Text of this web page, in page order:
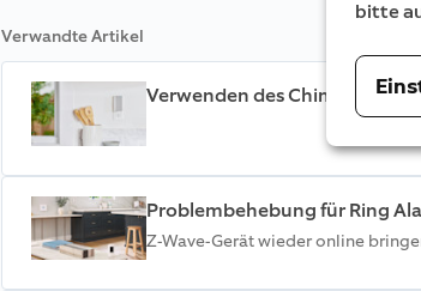
Verwandte Artikel
Verwenden des Chime Pro-
Problembehebung für Ring
Z-Wave-Gerät wieder online
bitte